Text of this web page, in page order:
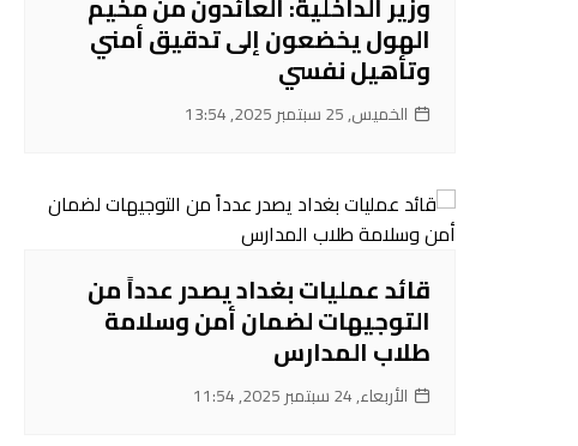
الهول يخضعون إلى تدقيق أمني
وتأهيل نفسي
الخميس, 25 سبتمبر 2025, 13:54
قائد عمليات بغداد يصدر عدداً من
التوجيهات لضمان أمن وسلامة
طلاب المدارس
الأربعاء, 24 سبتمبر 2025, 11:54